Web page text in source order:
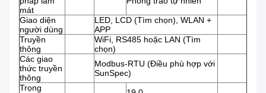
mát
Giao diện
người dùng
LED, LCD (Tìm chọn), WLAN +
APP
Truyền
thông
WiFi, RS485 hoặc LAN (Tìm
chọn)
Các giao
thức truyền
thông
Modbus-RTU (Điều phù hợp với
SunSpec)
Trọng